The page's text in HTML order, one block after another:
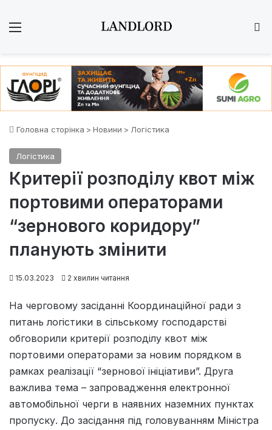
Головна сторінка > Новини > Логістика
Логістика
Критерії розподілу квот між
портовими операторами
“зернового коридору”
планують змінити
15.03.2023 2 хвилин читання
На черговому засіданні Координаційної ради з
питань логістики в сільському господарстві
обговорили критерії розподілу квот між
портовими операторами за новим порядком в
рамках реалізації “зернової ініціативи”. Друга
важлива тема – запровадження електронної
автомобільної черги в наявних наземних пунктах
пропуску. До засідання під головуванням Міністра